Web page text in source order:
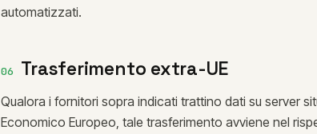
automatizzati.
06 Trasferimento extra-UE
Qualora i fornitori sopra indicati trattino dati su server
Economico Europeo, tale trasferimento avviene nel